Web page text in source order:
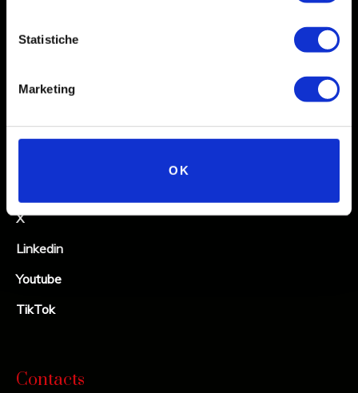
Statistiche
Marketing
OK
X
Linkedin
Youtube
TikTok
Contacts